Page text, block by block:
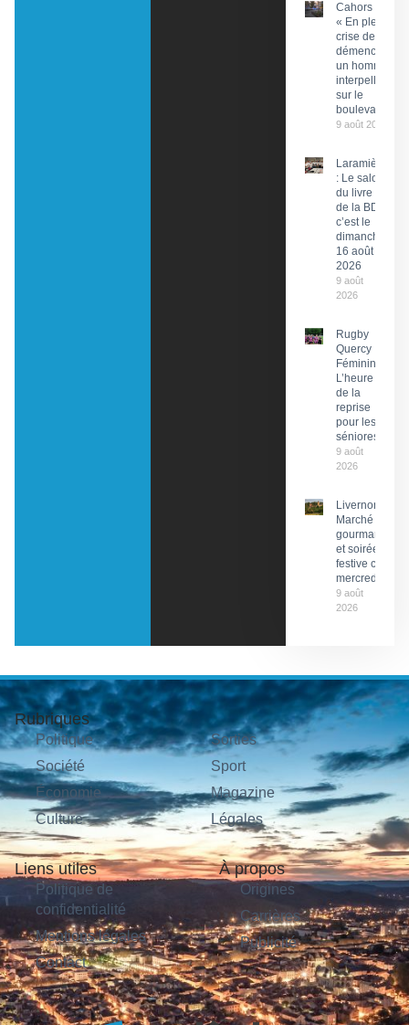
Cahors :
« En pleine
crise de
démence »,
un homme
interpellé
sur le
boulevard
9 août 2026
Laramière
: Le salon
du livre et
de la BD,
c’est le
dimanche
16 août
2026
9 août
2026
Rugby
Quercy
Féminin :
L’heure
de la
reprise
pour les
séniores
9 août
2026
Livernon :
Marché
gourmand
et soirée
festive ce
mercredi
9 août
2026
Rubriques
Politique
Société
Économie
Culture
Sorties
Sport
Magazine
Légales
Liens utiles
Politique de
confidentialité
Mentions légales
Contact
À propos
Origines
Carrières
Publicité